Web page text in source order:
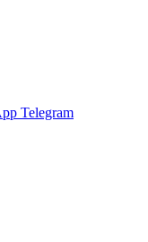
Telegram